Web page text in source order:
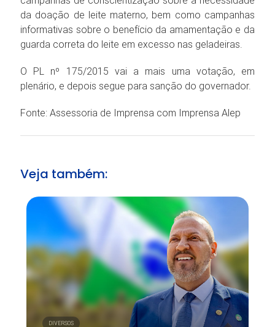
da doação de leite materno, bem como campanhas
informativas sobre o benefício da amamentação e da
guarda correta do leite em excesso nas geladeiras.
O PL nº 175/2015 vai a mais uma votação, em
plenário, e depois segue para sanção do governador.
Fonte: Assessoria de Imprensa com Imprensa Alep
Veja também:
DIVERSOS